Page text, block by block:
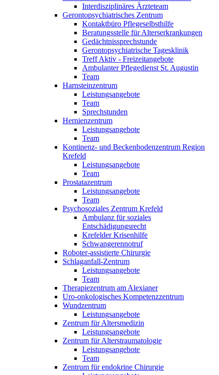
Interdisziplinäres Ärzteteam
Gerontopsychiatrisches Zentrum
Kontaktbüro Pflegeselbsthilfe
Beratungsstelle für Alterserkrankungen
Gedächtnissprechstunde
Gerontopsychiatrische Tagesklinik
Treff Aktiv - Freizeitangebote
Ambulanter Pflegedienst St. Augustin
Team
Harnsteinzentrum
Leistungsangebote
Team
Sprechstunden
Hernienzentrum
Leistungsangebote
Team
Kontinenz- und Beckenbodenzentrum Region
Krefeld
Leistungsangebote
Team
Prostatazentrum
Leistungsangebote
Team
Psychosoziales Zentrum Krefeld
Ambulanz für soziales
Entschädigungsrecht
Krefelder Krisenhilfe
Schwangerennotruf
Roboter-assistierte Chirurgie
Schlaganfall-Zentrum
Leistungsangebote
Team
Therapiezentrum am Alexianer
Uro-onkologisches Kompetenzzentrum
Wundzentrum
Leistungsangebote
Zentrum für Altersmedizin
Leistungsangebote
Zentrum für Alterstraumatologie
Leistungsangebote
Team
Zentrum für endokrine Chirurgie